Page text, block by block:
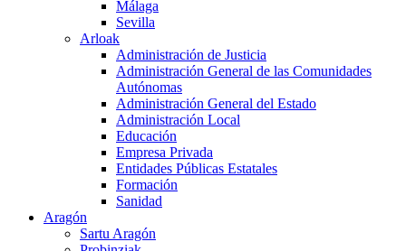
Málaga
Sevilla
Arloak
Administración de Justicia
Administración General de las Comunidades
Autónomas
Administración General del Estado
Administración Local
Educación
Empresa Privada
Entidades Públicas Estatales
Formación
Sanidad
Aragón
Sartu Aragón